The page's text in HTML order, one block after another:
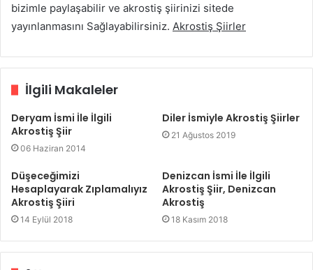
bizimle paylaşabilir ve akrostiş şiirinizi sitede
yayınlanmasını Sağlayabilirsiniz. Akrostiş Şiirler
İlgili Makaleler
Deryam İsmi İle İlgili
Akrostiş Şiir
06 Haziran 2014
Diler İsmiyle Akrostiş Şiirler
21 Ağustos 2019
Düşeceğimizi
Hesaplayarak Zıplamalıyız
Akrostiş Şiiri
14 Eylül 2018
Denizcan İsmi İle İlgili
Akrostiş Şiir, Denizcan
Akrostiş
18 Kasım 2018